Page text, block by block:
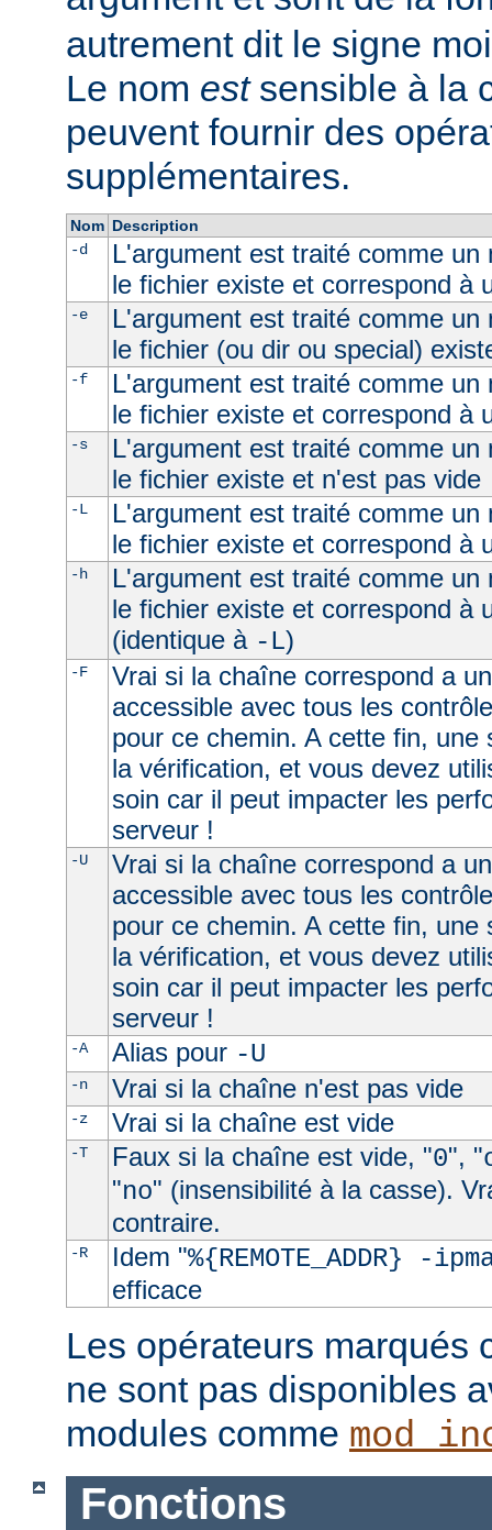
autrement dit le signe
Le nom estsensible à la
peuvent fournir des
supplémentaires.
Nom Description
-d
L'argument est traité comme un
le fichier existe et correspond à
-e
L'argument est traité comme un
le fichier (ou dir ou special)
-f
L'argument est traité comme un
le fichier existe et correspond à
-s
L'argument est traité comme un
le fichier existe et n'est pas vide
-L
L'argument est traité comme un
le fichier existe et correspond à
-h
L'argument est traité comme un
le fichier existe et correspond à
(identique à -L)
-F
Vrai si la chaîne correspond a
accessible avec tous les
pour ce chemin. A cette fin, une
la vérification, et vous devez
soin car il peut impacter les
serveur !
-U
Vrai si la chaîne correspond a
accessible avec tous les
pour ce chemin. A cette fin, une
la vérification, et vous devez
soin car il peut impacter les
serveur !
-A Alias pour -U
-n Vrai si la chaîne n'est pas vide
-z Vrai si la chaîne est vide
-T Faux si la chaîne est vide, "0", "
"no" (insensibilité à la casse).
contraire.
-R Idem "%{REMOTE_ADDR} -
efficace
Les opérateurs marqués
ne sont pas disponibles
modules comme
Fonctions